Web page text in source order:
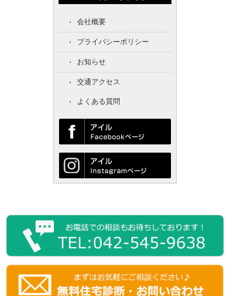
会社概要
プライバシーポリシー
お知らせ
交通アクセス
よくある質問